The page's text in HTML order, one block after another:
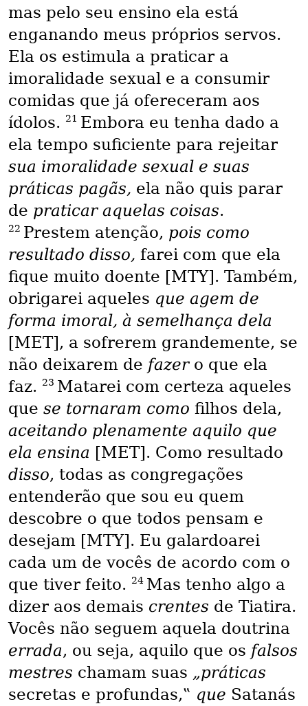
mas pelo seu ensino ela está
enganando meus próprios servos.
Ela os estimula a praticar a
imoralidade sexual e a consumir
comidas que já ofereceram aos
ídolos. 21 Embora eu tenha dado a
ela tempo suficiente para rejeitar
sua imoralidade sexual e suas
práticas pagãs, ela não quis parar
de praticar aquelas coisas.
22 Prestem atenção, pois como
resultado disso, farei com que ela
fique muito doente [MTY]. Também,
obrigarei aqueles que agem de
forma imoral, à semelhança dela
[MET], a sofrerem grandemente, se
não deixarem de fazer o que ela
faz. 23 Matarei com certeza aqueles
que se tornaram como filhos dela,
aceitando plenamente aquilo que
ela ensina [MET]. Como resultado
disso, todas as congregações
entenderão que sou eu quem
descobre o que todos pensam e
desejam [MTY]. Eu galardoarei
cada um de vocês de acordo com o
que tiver feito. 24 Mas tenho algo a
dizer aos demais crentes de Tiatira.
Vocês não seguem aquela doutrina
errada, ou seja, aquilo que os falsos
mestres chamam suas „práticas
secretas e profundas,‟ que Satanás